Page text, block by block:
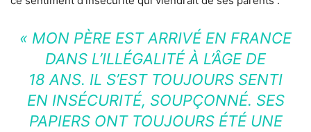
« MON PÈRE EST ARRIVÉ EN FRANCE
DANS L’ILLÉGALITÉ À L’ÂGE DE
18 ANS. IL S’EST TOUJOURS SENTI
EN INSÉCURITÉ, SOUPÇONNÉ. SES
PAPIERS ONT TOUJOURS ÉTÉ UNE